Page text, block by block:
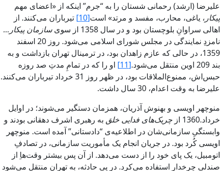
عليرضا (‌ارشد‌) رحمانى شستان را به “‌جرم‌” اينکه از «‌اعضاى مهم
پيکار ، ياغى، محارب، مفسد و مرتد‌» است[10]
تيرباران مى‌کنند. از
اهالى سراوانِ بلوچستان بود و در سال 1358 از سوى
سازمان پيکار…
نامزدِ نمايندگى در مجلس‏ شوراى اسلامى مى‌شود. روز 20 اسفند
1359، در حالى که عازم زاهدان بود، در ترمينال تهران بازداشت و به
بند 209 اوين منتقل مى‌شود‌.
[11]
او را که در تمامِ مدتِ صد روزه
حبس‌اش‏، ممنوع‌الملاقات بود، در ظهر روز 31 خرداد تيرباران مى‌کنند.
عليرضا به وقت اعدام، 30 سال داشت.
منوچهر اويسى و بهنوش‏ آذريان، همزمان دستگير مى‌شوند؛ در اوايل
خرداد.1360 از
چريک‌هاى فدایى خلق به رهبرى اشرف دهقانى بودند و
وابستگى‌ِ سازمانى‌شان در اطلاعيه‌ى “‌دادستانى‌” آمده است. منوچهر
اويسى کُرد بود. در جريان انجام يک مأموريت سازمانى، در تصادفِ
اتومبيل، يک پاى خود را از دست مى‌دهد. از آن پس‏ بيشتر وقت‌هاِ از
صندلى چرخدار استفاده مى‌کرد. در پى حادثه، به تهران منتقل مى‌شود